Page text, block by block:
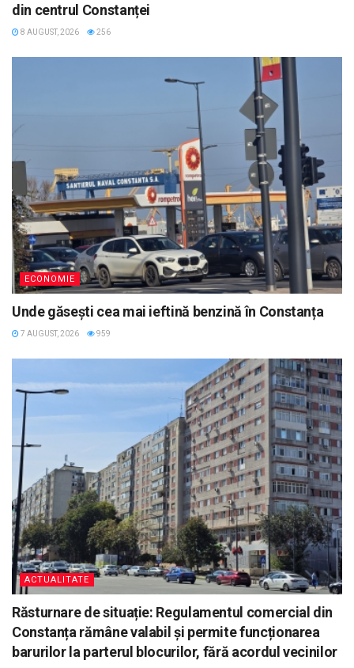
din centrul Constanței
8 AUGUST, 2026 256
ECONOMIE
Unde găsești cea mai ieftină benzină în Constanța
7 AUGUST, 2026 959
ACTUALITATE
Răsturnare de situație: Regulamentul comercial din
Constanța rămâne valabil și permite funcționarea
barurilor la parterul blocurilor, fără acordul vecinilor